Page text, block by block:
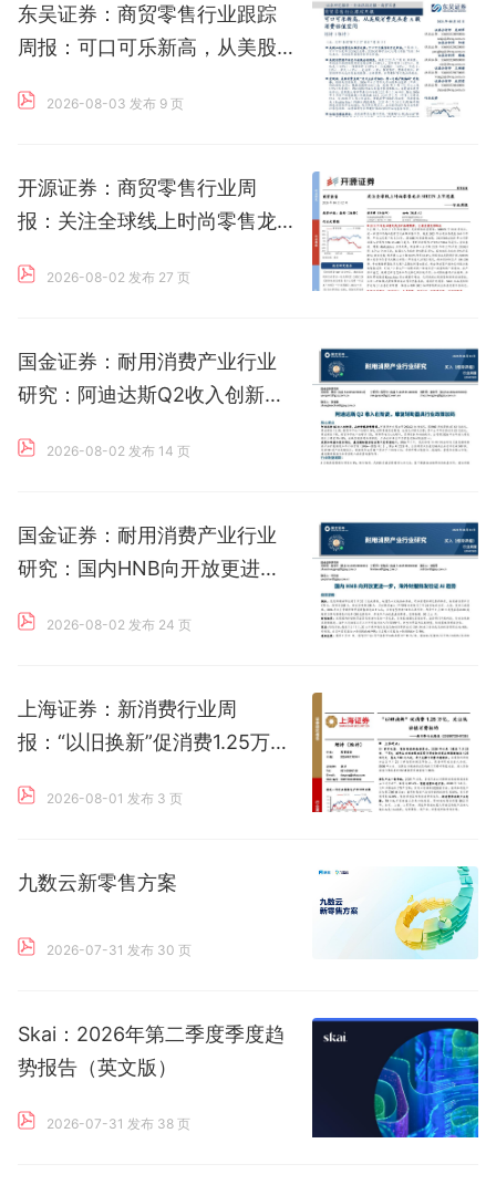
东吴证券：商贸零售行业跟踪
周报：可口可乐新高，从美股
2026-08-03 发布 9 页
开源证券：商贸零售行业周
报：关注全球线上时尚零售龙
2026-08-02 发布 27 页
国金证券：耐用消费产业行业
研究：阿迪达斯Q2收入创新
码
2026-08-02 发布 14 页
国金证券：耐用消费产业行业
研究：国内HNB向开放更进一
2026-08-02 发布 24 页
上海证券：新消费行业周
报：“以旧换新”促消费1.25万
2026-08-01 发布 3 页
九数云新零售方案
2026-07-31 发布 30 页
Skai：2026年第二季度季度趋
势报告（英文版）
2026-07-31 发布 38 页